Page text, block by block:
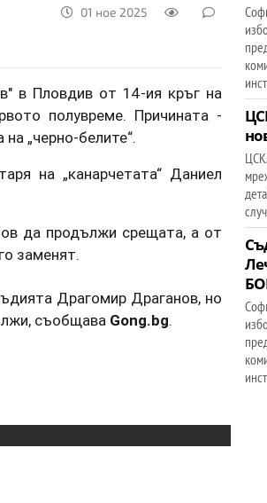
01 ное 2025
в Пловдив от 14-ия кръг на
полувреме. Причината -
„черно-белите“.
на „канарчетата“ Даниел
да продължи срещата, а от
заменят.
Драгомир Драганов, но
съобщава Gong.bg.